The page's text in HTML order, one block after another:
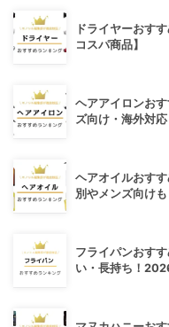
ドライヤーおす
コスパ商品】
ヘアアイロンお
ズ向け・海外対応
ヘアオイルおす
別やメンズ向けも
フライパンおす
い・長持ち！